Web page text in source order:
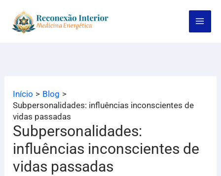
para
Início
Blog
Subpersonalidades: influências inconscientes de
vidas passadas
Subpersonalidades:
influências inconscientes de
vidas passadas